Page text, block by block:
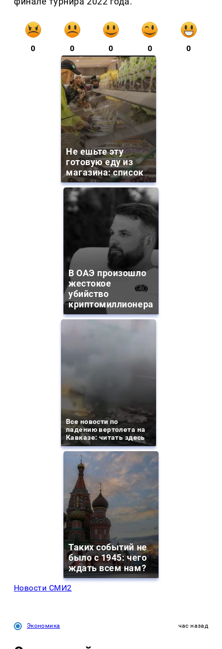
0 0 0 0 0
Не ешьте эту
готовую еду из
магазина: список
В ОАЭ произошло
жестокое
убийство
криптомиллионера
Все новости по
падению вертолета на
Кавказе: читать здесь
Таких событий не
было с 1945: чего
ждать всем нам?
Новости СМИ2
Экономика час назад